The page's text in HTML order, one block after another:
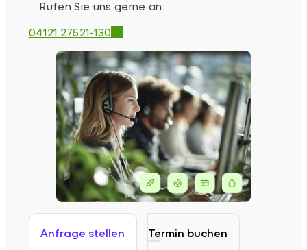
Rufen Sie uns gerne an:
04121 27521-130
Anfrage stellen Termin buchen